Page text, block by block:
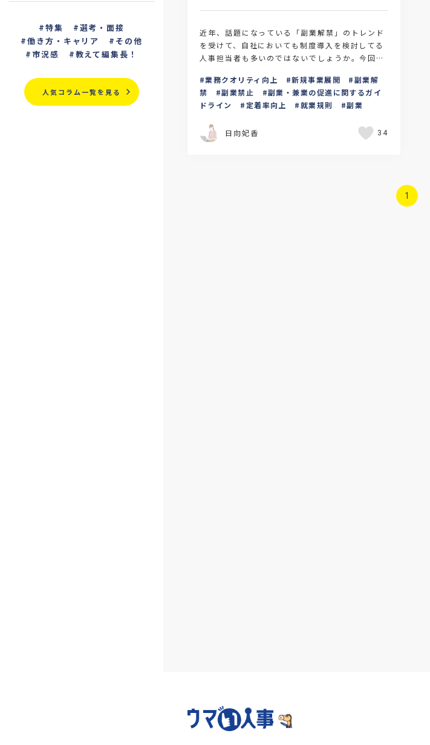
近年、話題になっている「副業解禁」のトレンド
を受けて、自社においても制度導入を検討してる
人事担当者も多いのではないでしょうか。今回
業禁止を継続する場合・解禁…
業務クオリティ向上 新規事業展開
副業解
禁
副業禁止
副業・兼業の促進に関するガイ
ドライン
定着率向上 就業規則 副業
日向妃香 34
1
特集
選考・面接
働き方・キャリア
その他
市況感
教えて編集長！
人気コラム一覧を見る